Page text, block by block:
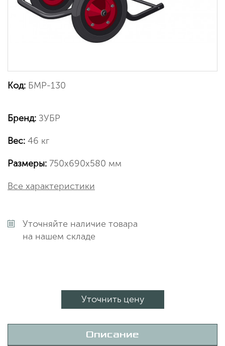
Код: БМР-130
Бренд: ЗУБР
Вес: 46 кг
Размеры: 750х690х580 мм
Все характеристики
Уточняйте наличие товара
на нашем складе
Уточнить цену
Описание